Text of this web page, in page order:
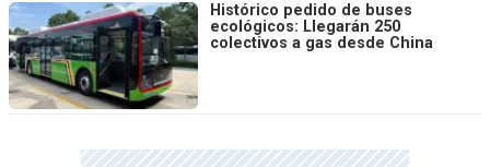
Histórico pedido de buses
ecológicos: Llegarán 250
colectivos a gas desde China